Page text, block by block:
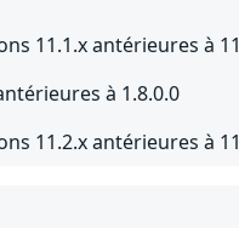
11.1.x antérieures à
à 1.8.0.0
11.2.x antérieures à